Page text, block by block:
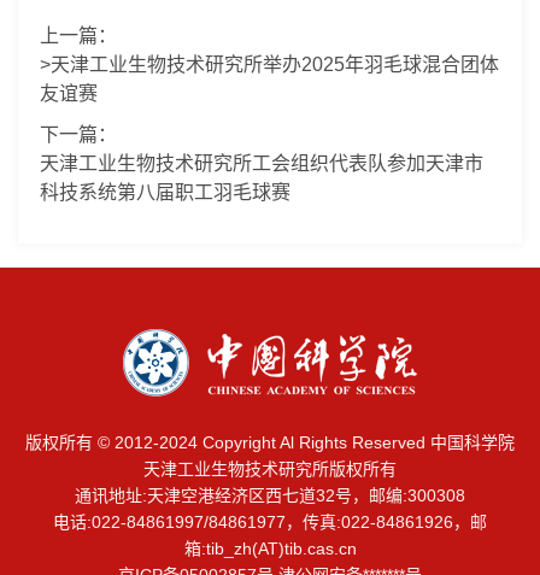
上一篇：
>天津工业生物技术研究所举办2025年羽毛球混合团体
友谊赛
下一篇：
天津工业生物技术研究所工会组织代表队参加天津市
科技系统第八届职工羽毛球赛
版权所有 © 2012-2024 Copyright Al Rights Reserved 中国科学院
天津工业生物技术研究所版权所有
通讯地址:天津空港经济区西七道32号，邮编:300308
电话:022-84861997/84861977，传真:022-84861926，邮
箱:tib_zh(AT)tib.cas.cn